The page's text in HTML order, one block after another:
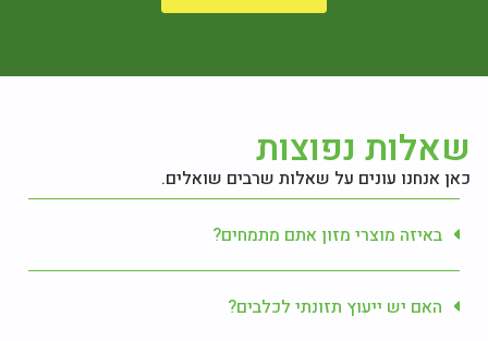
שאלות נפוצות
כאן אנחנו עונים על שאלות שרבים שואלים.
באיזה מוצרי מזון אתם מתמחים?
האם יש ייעוץ תזונתי לכלבים?